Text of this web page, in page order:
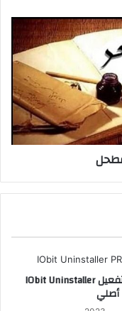
سيريال تفعيل IObit Uninstaller